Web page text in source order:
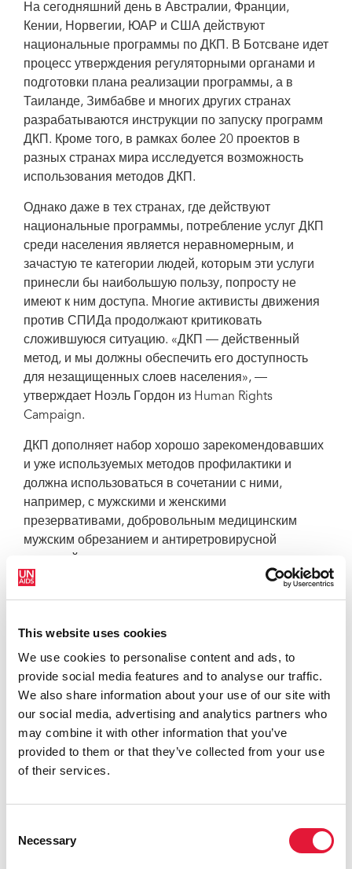
This website uses cookies
We use cookies to personalise content and ads, to
provide social media features and to analyse our traffic.
We also share information about your use of our site with
our social media, advertising and analytics partners who
may combine it with other information that you’ve
provided to them or that they’ve collected from your use
of their services.
Selection
Necessary
На сегодняшний день в Австралии, Франции,
Кении, Норвегии, ЮАР и США действуют
национальные программы по ДКП. В Ботсване идет
процесс утверждения регуляторными органами и
подготовки плана реализации программы, а в
Таиланде, Зимбабве и многих других странах
разрабатываются инструкции по запуску программ
ДКП. Кроме того, в рамках более 20 проектов в
разных странах мира исследуется возможность
использования методов ДКП.
Однако даже в тех странах, где действуют
национальные программы, потребление услуг ДКП
среди населения является неравномерным, и
зачастую те категории людей, которым эти услуги
принесли бы наибольшую пользу, попросту не
имеют к ним доступа. Многие активисты движения
против СПИДа продолжают критиковать
сложившуюся ситуацию. «ДКП — действенный
метод, и мы должны обеспечить его доступность
для незащищенных слоев населения», —
утверждает Ноэль Гордон из Human Rights
Campaign.
ДКП дополняет набор хорошо зарекомендовавших
и уже используемых методов профилактики и
должна использоваться в сочетании с ними,
например, с мужскими и женскими
презервативами, добровольным медицинским
мужским обрезанием и антиретровирусной
с ВИЧ. Если антиретровирусная терапия
оказывается эффективной, обнаружить вирус в
невозможно, и вероятность его передачи партнеру
стремится к нулю. Ни один метод профилактики
ВИЧ-инфекции не дает 100%-й гарантии; к тому же
ДКП не предупреждает возникновение других
заболеваний, передающихся половым путем,
равно как и нежелательную беременность.
Презервативы остаются наиболее доступным и
экономичным способом профилактики ВИЧ и
наряду с ДКП.
ДКП имеет целый ряд преимуществ — как
психологических, так и физических — и может